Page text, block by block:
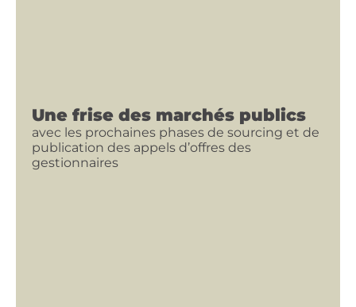
Une frise des marchés publics
avec les prochaines phases de sourcing et de
publication des appels d’offres des
gestionnaires